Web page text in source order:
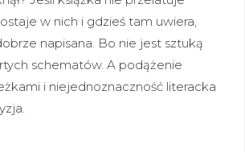
w nich i gdzieś tam uwiera,
napisana. Bo nie jest sztuką
schematów. A podążenie
i niejednoznaczność literacka